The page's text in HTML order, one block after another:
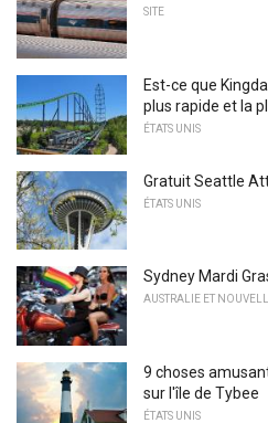
SITE
Est-ce que
plus rapide et la
ÉTATS UNIS
Gratuit Seattle
ÉTATS UNIS
Sydney Mardi
AUSTRALIE ET
9 choses
sur l'île de Tybee
ÉTATS UNIS